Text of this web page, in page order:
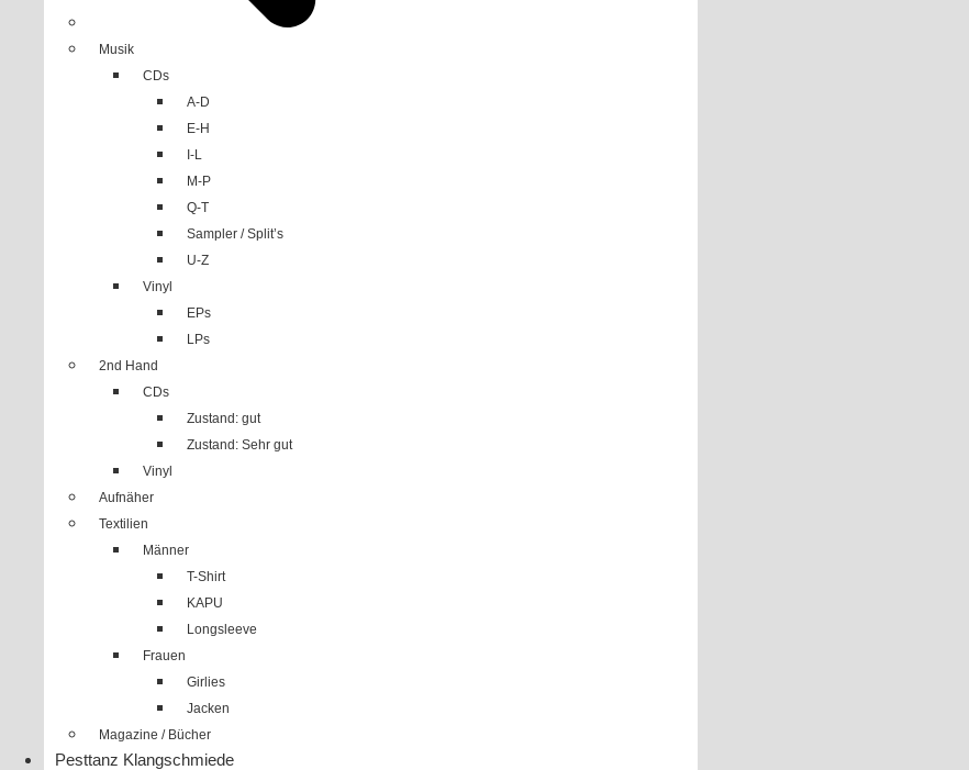
Musik
CDs
A-D
E-H
I-L
M-P
Q-T
Sampler / Split’s
U-Z
Vinyl
EPs
LPs
2nd Hand
CDs
Zustand: gut
Zustand: Sehr gut
Vinyl
Aufnäher
Textilien
Männer
T-Shirt
KAPU
Longsleeve
Frauen
Girlies
Jacken
Magazine / Bücher
Pesttanz Klangschmiede